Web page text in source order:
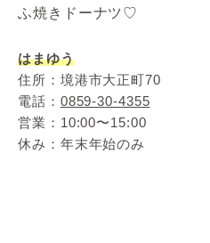
ふ焼きドーナツ♡
はまゆう
住所：境港市大正町70
電話： 0859-30-4355
営業：10:00〜15:00
休み：年末年始のみ